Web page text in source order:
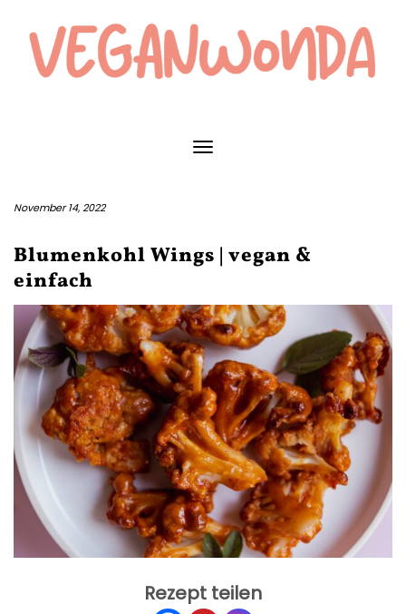
content
Toggle Navigation
November 14, 2022
Blumenkohl Wings | vegan &
einfach
Rezept teilen